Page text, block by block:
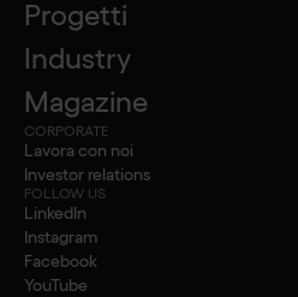
Progetti
Industry
Magazine
CORPORATE
Lavora con noi
Investor relations
FOLLOW US
LinkedIn
Instagram
Facebook
YouTube
del 30 Aprile 2026
05 giugno 2026
Verbale Assemblea Ordinaria
aprile 2026
15 aprile 2026
Avviso di Convocazione
15 aprile 2026